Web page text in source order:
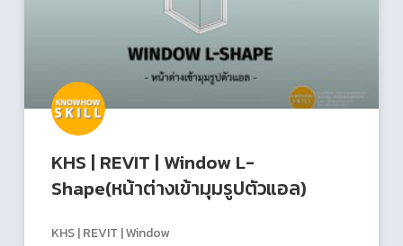
KHS | REVIT | Window L-
Shape(หน้าต่างเข้ามุมรูปตัวแอล)
KHS | REVIT | Window